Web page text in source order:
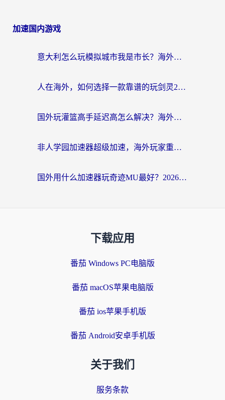
加速国内游戏
意大利怎么玩模拟城市我是市长？海外党国服游戏加速终极攻略（附三国3量子特攻解决办法）
人在海外，如何选择一款靠谱的玩剑灵2加速器？
国外玩灌篮高手延迟高怎么解决？海外玩家国服游戏加速终极指南
非人学园加速器超级加速，海外玩家重返国服的通行证
国外用什么加速器玩奇迹MU最好？2026海外玩家国服游戏加速全攻略
下载应用
番茄 Windows PC电脑版
番茄 macOS苹果电脑版
番茄 ios苹果手机版
番茄 Android安卓手机版
关于我们
服务条款